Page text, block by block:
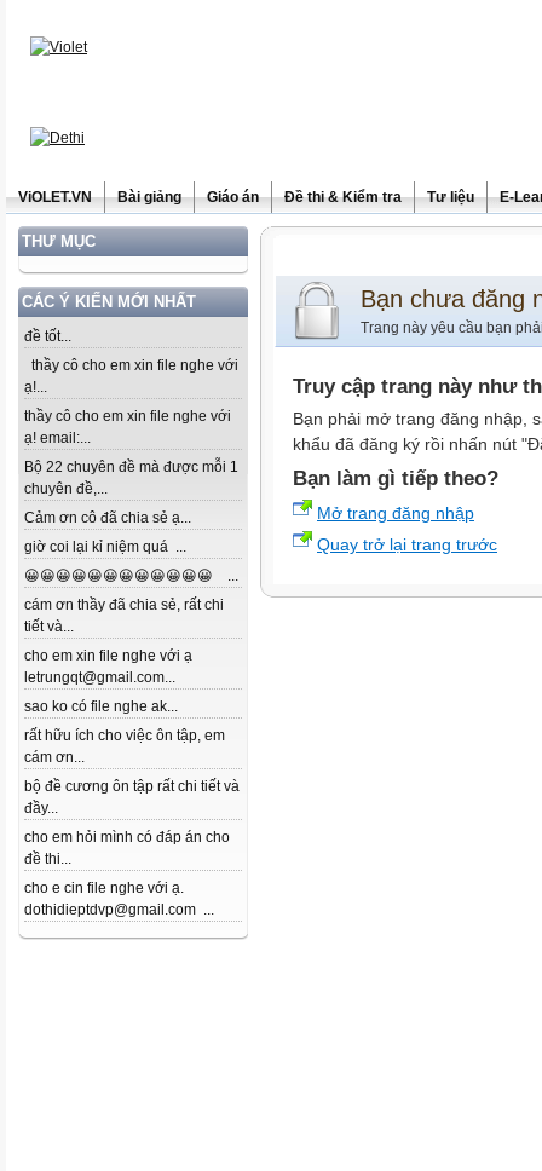
ViOLET.VN Bài giảng Giáo án Đề thi & Kiểm tra Tư liệu E-
THƯ MỤC
CÁC Ý KIẾN MỚI NHẤT
đề tốt...
thầy cô cho em xin file nghe với
ạ!...
thầy cô cho em xin file nghe với
ạ! email:...
Bộ 22 chuyên đề mà được mỗi 1
chuyên đề,...
Cảm ơn cô đã chia sẻ ạ...
giờ coi lại kỉ niệm quá ...
😀😀😀😀😀😀😀😀😀😀😀😀 ...
cám ơn thầy đã chia sẻ, rất chi
tiết và...
cho em xin file nghe với ạ
letrungqt@gmail.com...
sao ko có file nghe ak...
rất hữu ích cho việc ôn tập, em
cám ơn...
bộ đề cương ôn tập rất chi tiết và
đầy...
cho em hỏi mình có đáp án cho
đề thi...
cho e cin file nghe với ạ.
dothidieptdvp@gmail.com ...
Bạn chưa đăng
Trang này yêu cầu bạn
Truy cập trang này như
Bạn phải mở trang đăng nhập,
khẩu đã đăng ký rồi nhấn nút
Bạn làm gì tiếp theo?
Mở trang đăng nhập
Quay trở lại trang trước